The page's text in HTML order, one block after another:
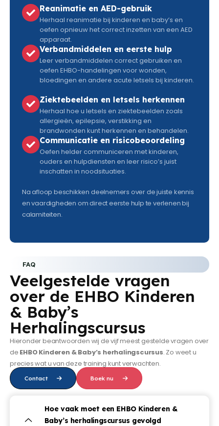
Reanimatie en AED-gebruik
Herhaal reanimatie bij kinderen en baby’s en
oefen opnieuw het correct inzetten van een AED
apparaat.
Verbandmiddelen en eerste hulp
Leer verbandmiddelen correct gebruiken en
oefen EHBO-handelingen voor wonden,
bloedingen en andere acute letsels bij kinderen.
Ziektebeelden en letsels herkennen
Herhaal hoe u letsels en ziektebeelden zoals
allergieën, epilepsie, verstikking en
brandwonden kunt herkennen en behandelen.
Communicatie en risicobeoordeling
Oefen helder communiceren met kinderen,
ouders en hulpdiensten en leer risico’s juist
inschatten in noodsituaties.
Na afloop beschikken deelnemers over de juiste kennis
en vaardigheden om direct eerste hulp te verlenen bij
calamiteiten.
FAQ
Veelgestelde vragen
over de EHBO Kinderen
& Baby’s
Herhalingscursus
Hieronder beantwoorden wij de vijf meest gestelde vragen over
de EHBO Kinderen & Baby’s herhalingscursus. Zo weet u
precies wat u van deze training kunt verwachten.
Contact Boek nu
Hoe vaak moet een EHBO Kinderen &
Baby’s herhalingscursus gevolgd